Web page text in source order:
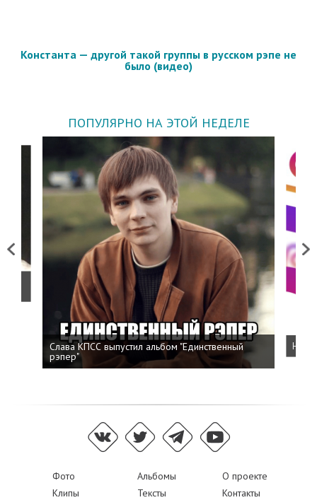
Константа — другой такой группы в русском рэпе не
было (видео)
ПОПУЛЯРНО НА ЭТОЙ НЕДЕЛЕ
Previous
Слава КПСС выпустил альбом "Единственный
рэпер"
Next
Фото Альбомы
О проекте
Клипы
Тексты Контакты